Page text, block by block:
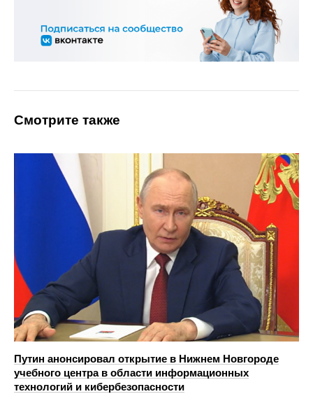
Смотрите также
Путин анонсировал открытие в Нижнем Новгороде
учебного центра в области информационных
технологий и кибербезопасности